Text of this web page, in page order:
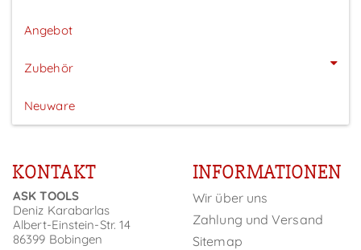
Angebot
Zubehör
Neuware
KONTAKT
ASK TOOLS
Deniz Karabarlas
Albert-Einstein-Str. 14
86399 Bobingen
INFORMATIONEN
Wir über uns
Zahlung und Versand
Sitemap